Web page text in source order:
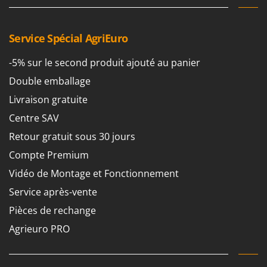
Pulvérisateurs
Rafraîchisseurs d'air par évaporation
Rampes de chargement en aluminium
Râpes à fromage électriques
Robots nettoyeurs de piscine
Robots Tondeuses
Rogneuses de souches
Rouleaux pour tracteur
S
Scies à os
Scies à Ruban
GRIFO
GYS
H
Hailo
Helvi
Henx
HiKOKI
Honda
I
Idromatic
Il-Tec
Imperia
Intec
Service Spécial AgriEuro
-5% sur le second produit ajouté au panier
Double emballage
Livraison gratuite
Centre SAV
Retour gratuit sous 30 jours
Compte Premium
Vidéo de Montage et Fonctionnement
Service après-vente
Pièces de rechange
Agrieuro PRO